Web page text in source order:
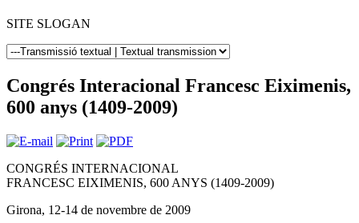
SITE SLOGAN
Congrés Interacional Francesc Eiximenis,
600 anys (1409-2009)
CONGRÉS INTERNACIONAL
FRANCESC EIXIMENIS, 600 ANYS (1409-2009)
Girona, 12-14 de novembre de 2009